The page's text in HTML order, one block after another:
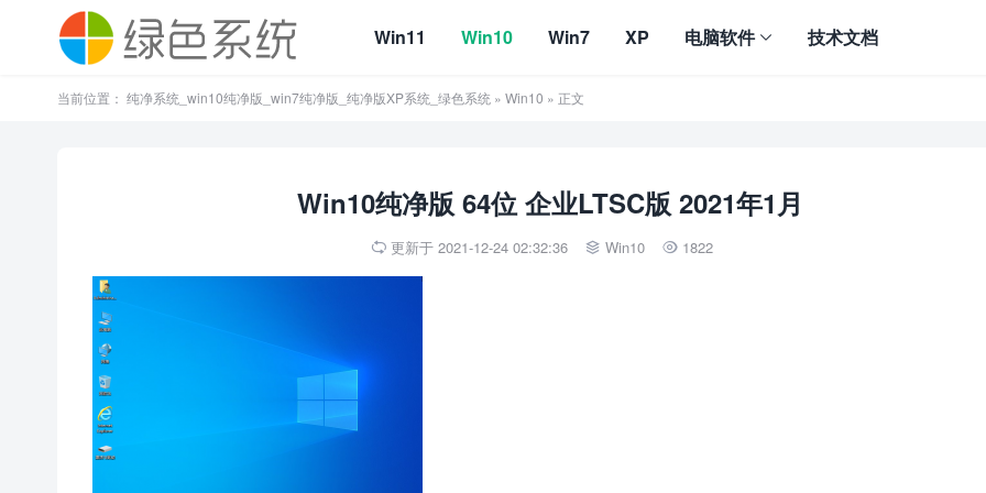
Win11 Win10 Win7 XP 电脑软件 技术文档
当前位置： 纯净系统_win10纯净版_win7纯净版_纯净版XP系统_绿色系统 » Win10 » 正文
Win10纯净版 64位 企业LTSC版 2021年1月
 更新于 2021-12-24 02:32:36  Win10  1822